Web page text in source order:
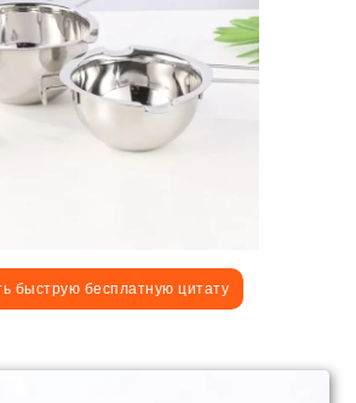
быструю бесплатную цитату